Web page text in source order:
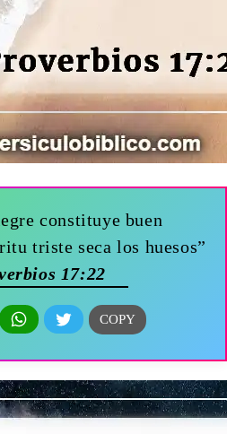
constituye buen
triste seca los huesos”
17:22